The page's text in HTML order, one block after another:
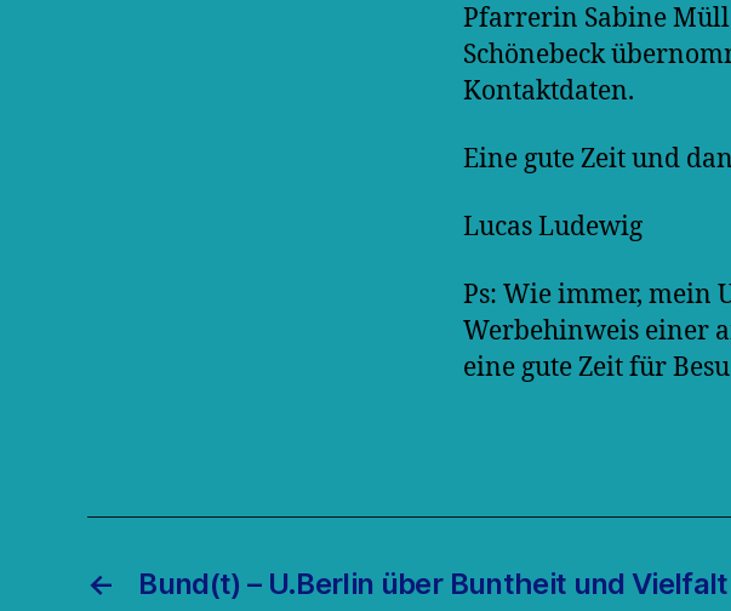
Pfarrerin Sabine
Schönebeck
Kontaktdaten.
Eine gute Zeit und
Lucas Ludewig
Ps: Wie immer, mein
Werbehinweis einer
eine gute Zeit für
← Bund(t) – U.Berlin über Buntheit und Vielfalt